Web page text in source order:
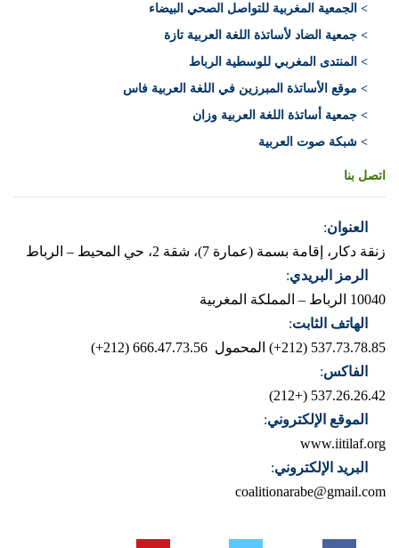
> الجمعية المغربية للتواصل الصحي البيضاء
> جمعية الضاد لأساتذة اللغة العربية تازة
> المنتدى المغربي للوسطية الرباط
> موقع الأساتذة المبرزين في اللغة العربية فاس
> جمعية أساتذة اللغة العربية وزان
> شبكة صوت العربية
اتصل بنا
العنوان:
زنقة دكار، إقامة بسمة (عمارة 7)، شقة 2، حي المحيط – الرباط
الرمز البريدي:
10040 الرباط – المملكة المغربية
الهاتف الثابت:
537.73.78.85 (212+)
المحمول 666.47.73.56 (212+)
الفاكس:
537.26.26.42 (+212)
الموقع الإلكتروني:
www.iitilaf.org
البريد الإلكتروني:
coalitionarabe@gmail.com